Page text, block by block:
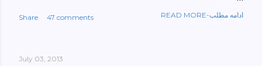
walls. This book aims at constructing a bridge between
York-culinary-cultures-
Share 47 comments READ MORE-ادامه مطلب
July 03, 2013